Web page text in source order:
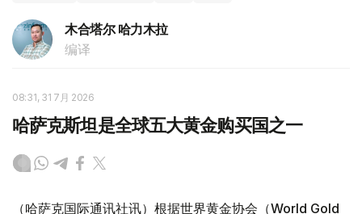
木合塔尔 哈力木拉
编译
08:31, 31 7月 2026
哈萨克斯坦是全球五大黄金购买国之一
（哈萨克国际通讯社讯）根据世界黄金协会（World Gold